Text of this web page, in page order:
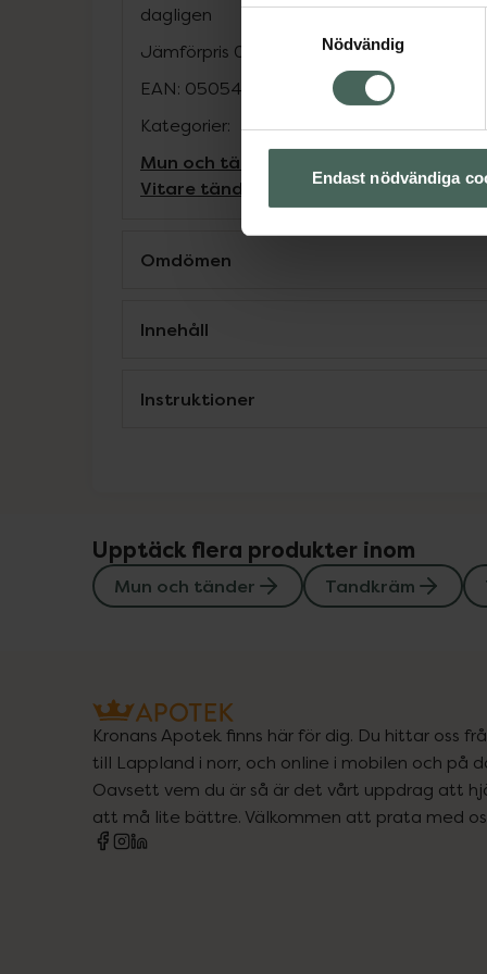
Nödvändig
Endast nödvändiga
dagligen
Jämförpris 0,69 kr
EAN: 05054563118240
Kategorier:
Mun och tänder
Vitare tänder
Omdömen
Innehåll
Instruktioner
Upptäck flera produkter inom
Mun och tänder Tandkräm
Kronans Apotek finns här för dig. Du hittar oss
till Lappland i norr, och online i mobilen och på
Oavsett vem du är så är det vårt uppdrag att
att må lite bättre. Välkommen att prata med